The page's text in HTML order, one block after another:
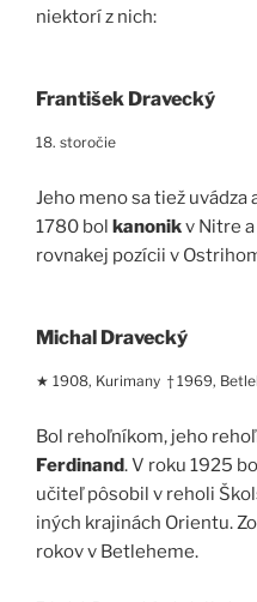
niektorí z nich:
František Dravecký
18. storočie
Jeho meno sa tiež uvádza
1780 bol kanonikv Nitre
rovnakej pozícii v
Michal Dravecký
★ 1908, Kurimany † 1969,
Bol rehoľníkom, jeho
Ferdinand. V roku 1925
učiteľ pôsobil v reholi
iných krajinách Orientu.
rokov v Betleheme.